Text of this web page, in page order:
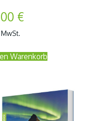
€
Warenkorb